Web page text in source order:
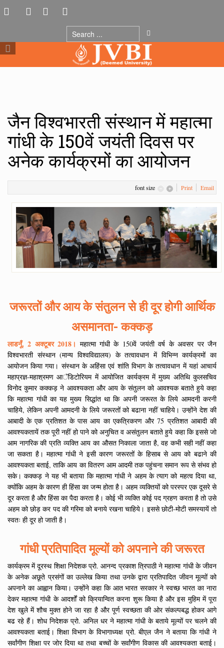
जैन विश्वभारती संस्थान में महात्मा
गांधी के 150वें जयंती दिवस पर
अनेक कार्यक्रमों का आयोजन
font size Print Email
जरूरतों और आय के संतुलन से ही दूर होगी आर्थिक
असमानता- कक्कड़
लाडनूँ, 2 अक्टूबर 2018। महात्मा गांधी के 150वें जयंती वर्ष के अवसर पर जैन
विश्वभारती संस्थान (मान्य विश्वविद्यालय) के तत्वावधान में विभिन्न कार्यक्रमों का
आयोजन किया गया। संस्थान के अहिंसा एवं शांति विभाग के तत्वावधान में यहां आचार्य
महाप्रज्ञ-महाश्रमण आॅडिटोरियम में आयोजित कार्यक्रम में मुख्य अतिथि कुलसचिव
विनोद कुमार कक्कड़ ने आवश्यकता और आय के संतुलन को आवश्यक बताते हुये कहा
कि महात्मा गांधी का यह मुख्य सिद्धांत था कि अपनी जरूरत के लिये आमदनी करनी
चाहिये, लेकिन अपनी आमदनी के लिये जरूरतों को बढाना नहीं चाहिये। उन्होंने देश की
आबादी के एक प्रतिशत के पास आय का एकत्रिकरण और 75 प्रतिशत आबादी की
आवश्यकतायें तक पूरी नहीं हो पाने को अनुचित व असंतुलन बताते हुये कहा कि इससे जो
आम नागरिक की प्रति व्यक्ति आय का औसत निकाला जाता है, वह कभी सही नहीं कहा
जा सकता है। महात्मा गांधी ने इसी कारण जरूरतों के हिसाब से आय को बढाने की
आवश्यकता बताई, ताकि आय का वितरण आम आदमी तक पहुंचना समान रूप से संभव हो
सके। कक्कड़ ने यह भी बताया कि महात्मा गांधी ने अहम के त्याग को महत्व दिया था,
क्योंकि अहम के कारण ही हिंसा का जन्म होता है। अहम व्यक्तियों को परस्पर एक दूसरे से
दूर करता है और हिंसा का पैदा करता है। कोई भी व्यक्ति कोई पद ग्रहण करता है तो उसे
अहम को छोड़ कर पद की गरिमा को बनाये रखना चाहिये। इससे छोटी-मोटी समस्यायें तो
स्वतः ही दूर हो जाती है।
गांधी प्रतिपादित मूल्यों को अपनाने की जरूरत
कार्यक्रम में दूरस्थ शिक्षा निदेशक प्रो. आनन्द प्रकाश त्रिपाठी ने महात्मा गांधी के जीवन
के अनेक अछूते प्रसंगों का उल्लेख किया तथा उनके द्वारा प्रतिपादित जीवन मूल्यों को
अपनाने का आह्वान किया। उन्होंने कहा कि आत भारत सरकार ने स्वच्छ भारत का नारा
देकर महात्मा गांधी के आदर्शों को क्रियान्वित करना शुरू किया है और इस मुहिम में पूरा
देश खुले में शौच मुक्त होने जा रहा है और पूर्ण स्वच्छता की ओर संकल्पबद्ध होकर आगे
बढ रहे हैं। शोध निदेशक प्रो. अनिल धर ने महात्मा गांधी के बताये मूल्यों पर चलने की
आवश्यकता बताई। शिक्षा विभाग के विभागाध्यक्ष प्रो. बीएल जैन ने बताया कि गांधी ने
सर्वांगीण शिक्षा पर जोर दिया था तथा बच्चों के सर्वांगीण विकास की आवश्यकता बताई।